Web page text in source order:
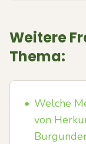
Weitere
Thema:
• Welche
von